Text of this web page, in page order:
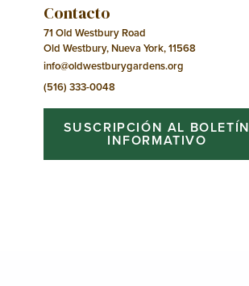
Contacto
71 Old Westbury Road
Old Westbury, Nueva York, 11568
info@oldwestburygardens.org
(516) 333-0048
SUSCRIPCIÓN AL BOLETÍN
INFORMATIVO